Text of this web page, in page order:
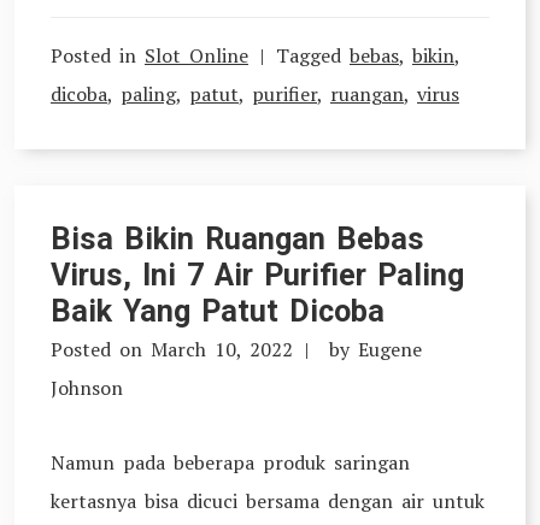
Posted in Slot Online Tagged bebas, bikin,
dicoba, paling, patut, purifier, ruangan, virus
Bisa Bikin Ruangan Bebas
Virus, Ini 7 Air Purifier Paling
Baik Yang Patut Dicoba
Posted on March 10, 2022 by Eugene
Johnson
Namun pada beberapa produk saringan
kertasnya bisa dicuci bersama dengan air untuk